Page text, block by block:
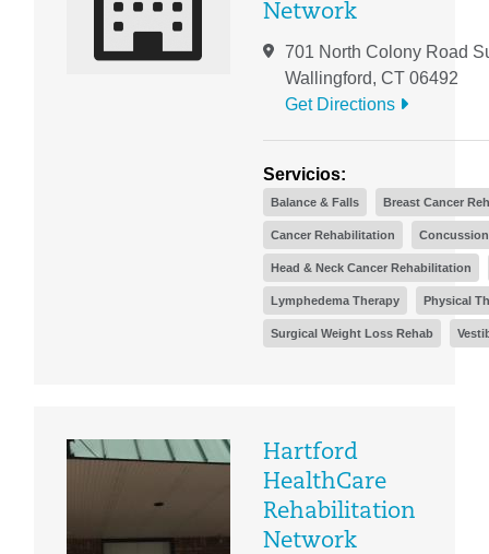
Network
701 North Colony Road
Wallingford, CT 06492
Get Directions
Servicios:
Balance & Falls Breast Cancer
Cancer Rehabilitation Concussion
Head & Neck Cancer Rehabilitation
Lymphedema Therapy Physical
Surgical Weight Loss Rehab
Hartford
HealthCare
Rehabilitation
Network